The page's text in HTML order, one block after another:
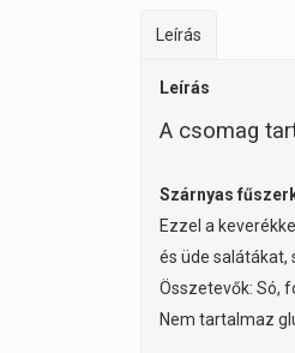
Leírás
Leírás
A csomag
Szárnyas
Ezzel a
és üde salátákat,
Összetevők: Só,
Nem tartalmaz